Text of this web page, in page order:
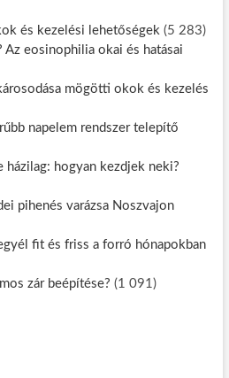
és kezelési lehetőségek (5 283)
eosinophilia okai és hatásai
mögötti okok és kezelés
napelem rendszer telepítő
hogyan kezdjek neki?
pihenés varázsa Noszvajon
fit és friss a forró hónapokban
zár beépítése? (1 091)